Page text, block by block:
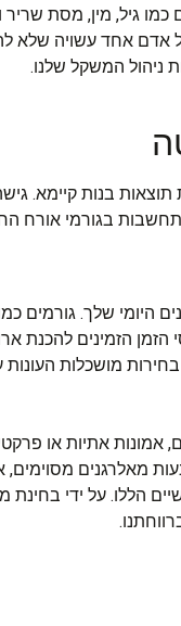
גיל, מין, מסת שריר
אדם אחד עשויה שלא
ניהול המשקל שלנו.
תוצאות בנות קיימא.
בגורמי אורח
שלך. גורמים
הזמינים להכנת
מושכלות העונות
אמונות אתיות או
מאלרגנים
על ידי בחינת